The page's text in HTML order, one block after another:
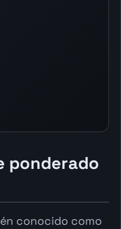
ponderado
conocido como